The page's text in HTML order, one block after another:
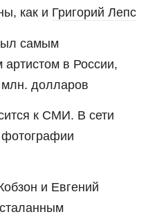
как и Григорий Лепс
самым
в России,
долларов
к СМИ. В сети
и Евгений